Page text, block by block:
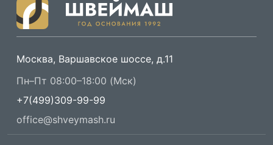
Москва, Варшавское шоссе, д.11
Пн–Пт 08:00–18:00 (Мск)
+7(499)309-99-99
office@shveymash.ru